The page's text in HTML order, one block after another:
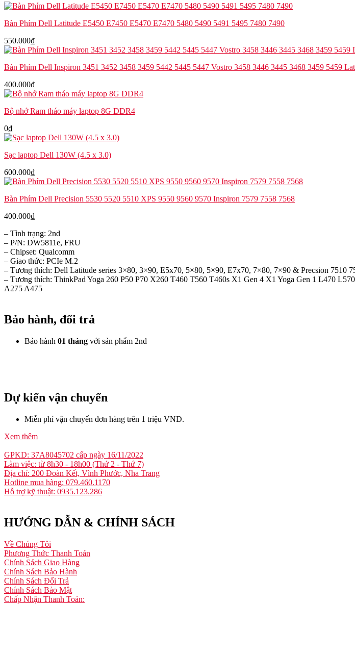
EM7455
FRU
Bàn Phím Dell Latitude E5450 E7450 E5470 E7470 5480 5490 5491 5495 7480 7490
550.000₫
Bàn Phím Dell Inspiron 3451 3452 3458 3459 5442 5445 5447 Vostro 3458 3446 3445 3468 3459 5459
400.000₫
Bộ nhớ Ram tháo máy laptop 8G DDR4
0₫
Sạc laptop Dell 130W (4.5 x 3.0)
600.000₫
Bàn Phím Dell Precision 5530 5520 5510 XPS 9550 9560 9570 Inspiron 7579 7558 7568
400.000₫
– Tình trạng: 2nd
– P/N: DW5811e, FRU
– Chipset: Qualcomm
– Giao thức: PCIe M.2
– Tương thích: Dell Latitude series 3×80, 3×90, E5x70, 5×80, 5×90, E7x70, 7×80, 7×90 & Precsion 7510
– Tương thích: ThinkPad Yoga 260 P50 P70 X260 T460 T560 T460s X1 Gen 4 X1 Yoga Gen 1 L470
A275 A475
Bảo hành, đổi trả
Bảo hành 01 tháng với sản phẩm 2nd
Dự kiến vận chuyển
Miễn phí vận chuyển đơn hàng trên 1 triệu VND.
Xem thêm
GPKD: 37A8045702 cấp ngày 16/11/2022
Làm việc: từ 8h30 - 18h00 (Thứ 2 - Thứ 7)
Địa chỉ: 200 Đoàn Kết, Vĩnh Phước, Nha Trang
Hotline mua hàng: 079.460.1170
Hỗ trợ kỹ thuật: 0935.123.286
HƯỚNG DẪN & CHÍNH SÁCH
Về Chúng Tôi
Phương Thức Thanh Toán
Chính Sách Giao Hàng
Chính Sách Bảo Hành
Chính Sách Đổi Trả
Chính Sách Bảo Mật
Chấp Nhận Thanh Toán: